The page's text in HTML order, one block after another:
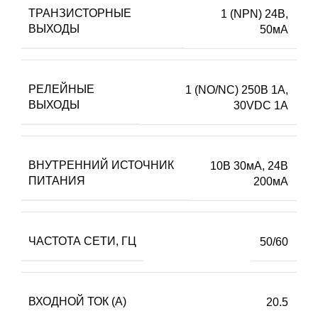
ТРАНЗИСТОРНЫЕ
ВЫХОДЫ
1 (NPN) 24В,
50мА
РЕЛЕЙНЫЕ
ВЫХОДЫ
1 (NO/NC) 250В 1А,
30VDC 1А
ВНУТРЕННИЙ ИСТОЧНИК
ПИТАНИЯ
10В 30мА, 24В
200мА
ЧАСТОТА СЕТИ, ГЦ 50/60
ВХОДНОЙ ТОК (А) 20.5